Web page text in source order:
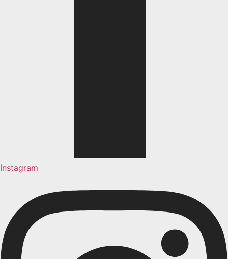
Instagram